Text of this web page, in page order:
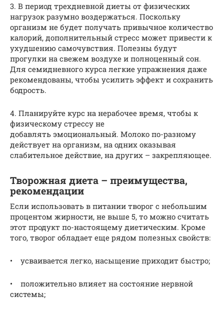
3. В период трехдневной диеты от физических
нагрузок разумно воздержаться. Поскольку
организм не будет получать привычное количество
калорий, дополнительный стресс может привести к
ухудшению самочувствия. Полезны будут
прогулки на свежем воздухе и полноценный сон.
Для семидневного курса легкие упражнения даже
рекомендованы, чтобы усилить эффект и сохранить
бодрость.
4. Планируйте курс на нерабочее время, чтобы к
физическому стрессу не
добавлять эмоциональный. Молоко по-разному
действует на организм, на одних оказывая
слабительное действие, на других – закрепляющее.
Творожная диета – преимущества,
рекомендации
Если использовать в питании творог с небольшим
процентом жирности, не выше 5, то можно считать
этот продукт по-настоящему диетическим. Кроме
того, творог обладает еще рядом полезных свойств:
• усваивается легко, насыщение приходит быстро;
• положительно влияет на состояние нервной
системы;